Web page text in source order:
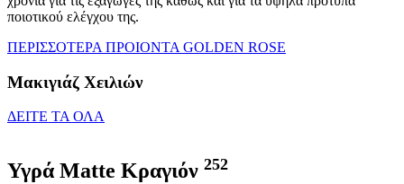
ποιοτικού ελέγχου της.
ΠΕΡΙΣΣΟΤΕΡΑ ΠΡΟΙΟΝΤΑ GOLDEN ROSE
Μακιγιάζ Χειλιών
ΔΕΙΤΕ ΤΑ ΟΛΑ
Υγρά Matte Κραγιόν 252